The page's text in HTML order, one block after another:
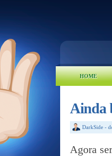
HOME
Ainda
DarkSide -
Agora